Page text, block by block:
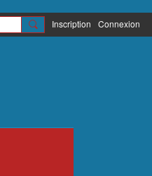
Inscription Connexion